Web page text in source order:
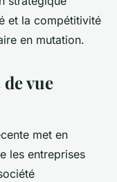
et la compétitivité
en mutation.
vue
met en
les entreprises